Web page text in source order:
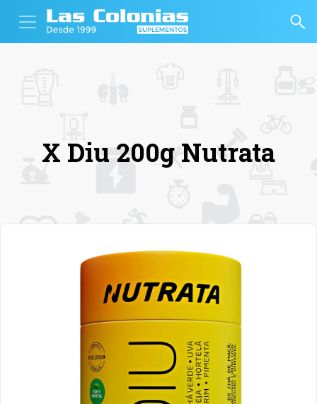
X Diu 200g Nutrata